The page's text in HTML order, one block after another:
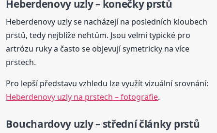
Heberdenovy uzly – konečky prstů
Heberdenovy uzly se nacházejí na posledních kloubech
prstů, tedy nejblíže nehtům. Jsou velmi typické pro
artrózu ruky a často se objevují symetricky na více
prstech.
Pro lepší představu vzhledu lze využít vizuální srovnání:
Heberdenovy uzly na prstech – fotografie.
Bouchardovy uzly – střední články prstů